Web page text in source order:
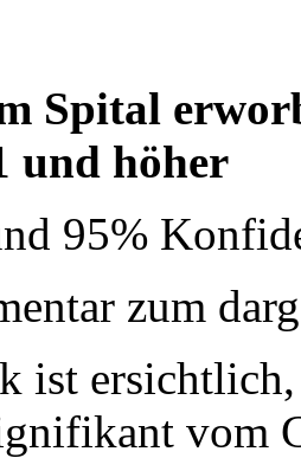
Spital
und höher
95%
zum
ist
vom